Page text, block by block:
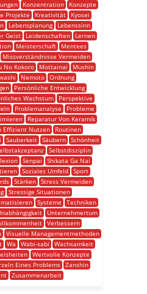
Konzentration
Konzepte
Projekte Kreativität
Kyosei
Lebensplanung
Lebenssinn
Geist Leidenschaften
Lernen
Meisterschaft
Mentees
Missverständnisse Vermeiden
No Kokoro Mottainai
Mushin
Nemoto Ordnung
Persönliche Entwicklung
Wachstum
Perspektive
Problemanalyse
Probleme
Reparatur Von Keramik
Effizient Nutzen
Routinen
Sauberkeit Säubern
Schönheit
Selbstdisziplin
Senpai
Shikata Ga Nai
Soziales Umfeld
Sport
Stärken Stress Vermeiden
Stressige Situationen
Systeme
Techniken
Unternehmertum
Verbessern
Visuelle Managementmethoden
Wa Wabi-sabi
Wachsamkeit
Wertvolle Konzepte
Eines Problems
Zanshin
Zusammenarbeit